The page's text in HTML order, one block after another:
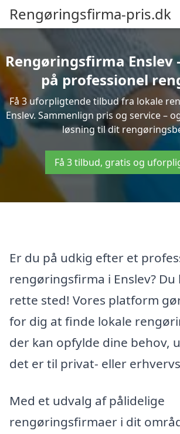
Rengøringsfirma-pris.dk
Rengøringsfirma Enslev
på professionel
Få 3 uforpligtende tilbud fra lokale
Enslev. Sammenlign pris og service –
løsning til dit
Få 3 tilbud, gratis og
Er du på udkig efter et
rengøringsfirma i Enslev?
rette sted! Vores platform
for dig at finde lokale
der kan opfylde dine behov,
det er til privat- eller
Med et udvalg af pålidelige
rengøringsfirmaer i dit